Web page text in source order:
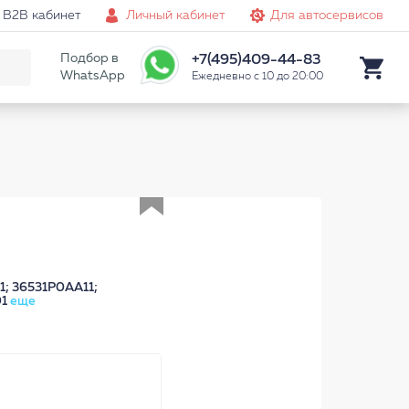
B2B кабинет Личный кабинет Для автосервисов
Подбор в
WhatsApp
+7(495)409-44-83
Ежедневно с 10 до 20:00
36531P0AA11;
еще